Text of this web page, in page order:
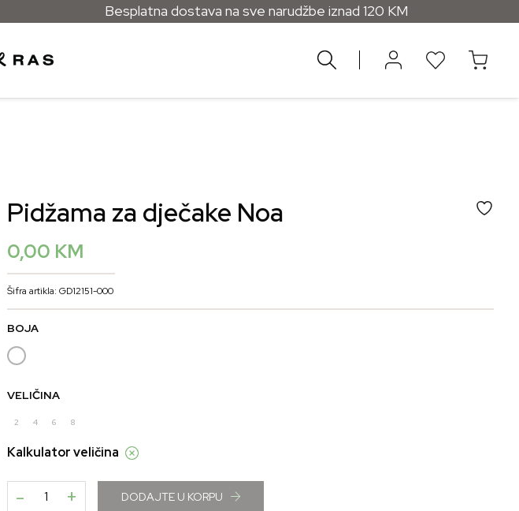
Besplatna dostava na sve narudžbe iznad 120 KM
Pidžama za dječake Noa
0,00 KM
Šifra artikla: GD12151-000
BOJA
VELIČINA
2 4 6 8
Kalkulator veličina
- + DODAJTE U KORPU